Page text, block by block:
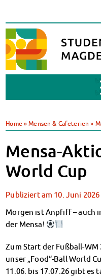
BAföG beantragen
BAföG-FAQs
Dokumente
BAföG-Sprechstunden
Kredite & Stipendien
AnsprechpartnerInnen
Mensen & Cafeterien
Heute in unseren Mensen
JoGo – Studibar +
Mensa-FAQs
CampusCatering
MensaFeedback
Home »Mensen & Cafeterien »
Mensa-
World Cup
Publiziert am 10. Juni 2026
Morgen ist Anpfiff – auch
der Mensa!
Zum Start der Fußball-WM
unser „Food“-Ball World
11.06. bis 17.07.26 gibt es